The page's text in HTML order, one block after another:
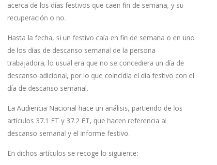
acerca de los días festivos que caen fin de semana, y su
recuperación o no.
Hasta la fecha, si un festivo caía en fin de semana o en uno
de los días de descanso semanal de la persona
trabajadora, lo usual era que no se concediera un día de
descanso adicional, por lo que coincidía el día festivo con el
día de descanso semanal.
La Audiencia Nacional hace un análisis, partiendo de los
artículos 37.1 ET y 37.2 ET, que hacen referencia al
descanso semanal y el informe festivo.
En dichos artículos se recoge lo siguiente: